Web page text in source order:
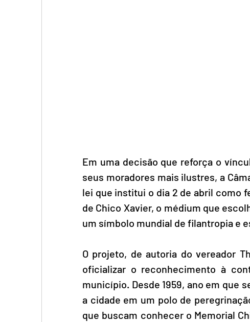
Em uma decisão que reforça o
seus moradores mais ilustres, a
lei que institui o dia 2 de abril como
de Chico Xavier, o médium que
um símbolo mundial de filantropia e
O projeto, de autoria do vereador
oficializar o reconhecimento à
município. Desde 1959, ano em que
a cidade em um polo de
que buscam conhecer o Memorial